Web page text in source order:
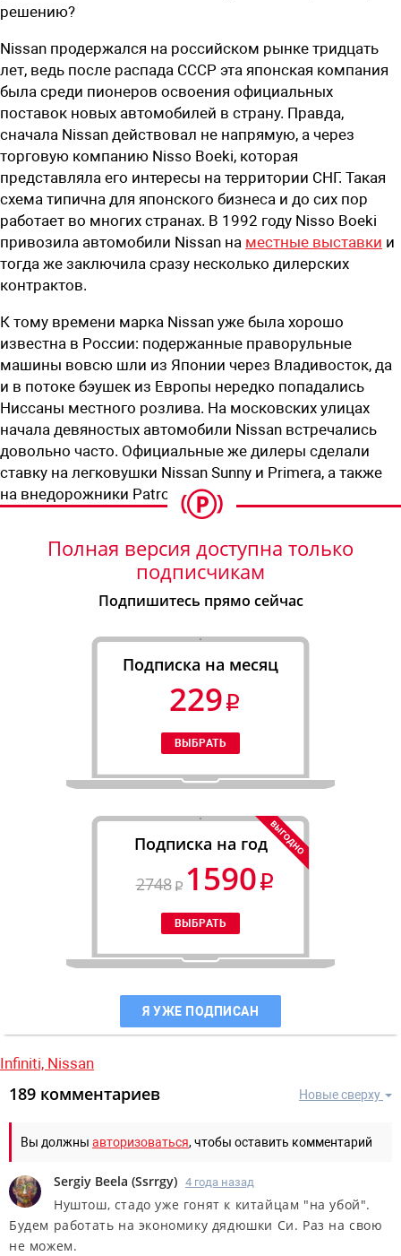
решению?
Nissan продержался на российском рынке тридцать
лет, ведь после распада СССР эта японская компания
была среди пионеров освоения официальных
поставок новых автомобилей в страну. Правда,
сначала Nissan действовал не напрямую, а через
торговую компанию Nisso Boeki, которая
представляла его интересы на территории СНГ. Такая
схема типична для японского бизнеса и до сих пор
работает во многих странах. В 1992 году Nisso Boeki
привозила автомобили Nissan на местные выставки и
тогда же заключила сразу несколько дилерских
контрактов.
К тому времени марка Nissan уже была хорошо
известна в России: подержанные праворульные
машины вовсю шли из Японии через Владивосток, да
и в потоке бэушек из Европы нередко попадались
Ниссаны местного розлива. На московских улицах
начала девяностых автомобили Nissan встречались
довольно часто. Официальные же дилеры сделали
ставку на легковушки Nissan Sunny и Primera, а также
на внедорожники Patrol GR.
Полная версия доступна только
подписчикам
Подпишитесь прямо сейчас
Подписка на месяц
229
Подписка на год
2748
1590
Я УЖЕ ПОДПИСАН
Infiniti, Nissan
Новые сверху
189 комментариев
Вы должны авторизоваться, чтобы оставить комментарий
Sergiy Beela (Ssrrgy) 4 года назад
Нуштош, стадо уже гонят к китайцам "на убой".
Будем работать на экономику дядюшки Си. Раз на свою
не можем.